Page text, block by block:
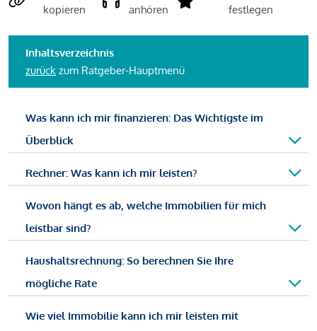
kopieren
anhören
festlegen
Inhaltsverzeichnis
zurück zum Ratgeber-Hauptmenü
Was kann ich mir finanzieren: Das Wichtigste im
Überblick
Rechner: Was kann ich mir leisten?
Wovon hängt es ab, welche Immobilien für mich
leistbar sind?
Haushaltsrechnung: So berechnen Sie Ihre
mögliche Rate
Wie viel Immobilie kann ich mir leisten mit